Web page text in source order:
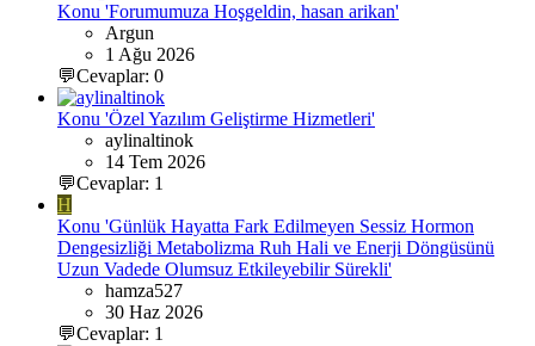
Konu 'Forumumuza Hoşgeldin, hasan arikan'
Argun
1 Ağu 2026
💬Cevaplar: 0
Konu 'Özel Yazılım Geliştirme Hizmetleri'
aylinaltinok
14 Tem 2026
💬Cevaplar: 1
H
Konu 'Günlük Hayatta Fark Edilmeyen Sessiz Hormon
Dengesizliği Metabolizma Ruh Hali ve Enerji Döngüsünü
Uzun Vadede Olumsuz Etkileyebilir Sürekli'
hamza527
30 Haz 2026
💬Cevaplar: 1